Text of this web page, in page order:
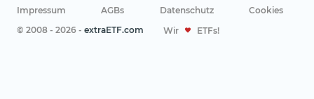
Impressum AGBs Datenschutz
Cookies
© 2008 - 2026 - extraETF.com Wir ETFs!